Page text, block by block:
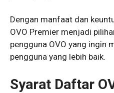
Dengan manfaat dan
OVO Premier menjadi
pengguna OVO yang ingin
pengguna yang lebih baik.
Syarat Daftar